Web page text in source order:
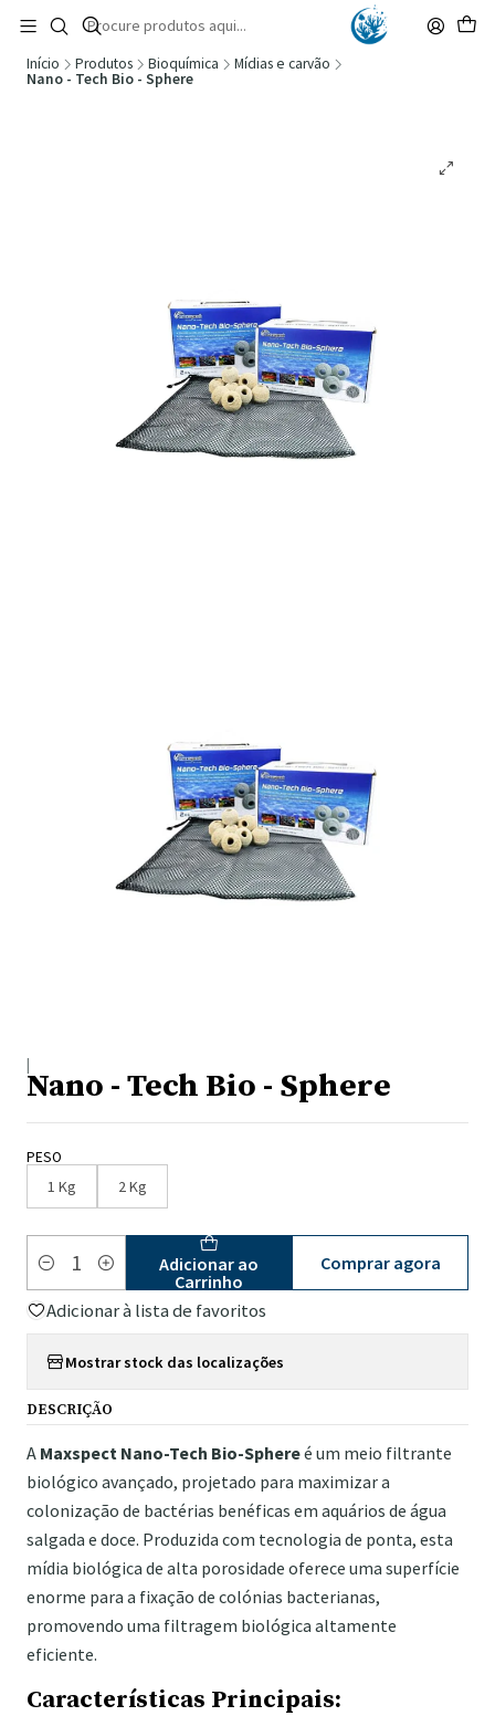
🚚 Portugal Continental: Portes Grátis desde 149,90€ (Envio extresso: 14,90€)
Ler mais
Início Produtos Bioquímica
Mídias e carvão
Nano - Tech Bio - Sphere
|
Nano - Tech Bio - Sphere
PESO
1 Kg 2 Kg
Quantidade
Adicionar ao
Carrinho
Comprar agora
Adicionar à lista de favoritos
Mostrar stock das localizações
DESCRIÇÃO
A Maxspect Nano-Tech Bio-Sphereé um meio filtrante
biológico avançado, projetado para maximizar a
colonização de bactérias benéficas em aquários de água
salgada e doce. Produzida com tecnologia de ponta, esta
mídia biológica de alta porosidade oferece uma superfície
enorme para a fixação de colónias bacterianas,
promovendo uma filtragem biológica altamente
eficiente.
Características Principais: